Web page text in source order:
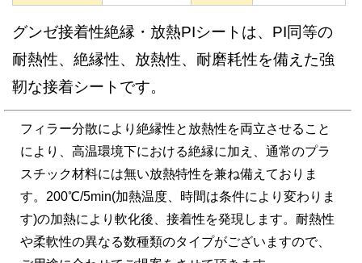
グンゼ接着性絶縁・放熱PIシートは、PI同等の
耐熱性、絶縁性、放熱性、耐磨耗性を備えた強
靭な接着シートです。
フィラー分散により絶縁性と放熱性を両立させること
により、高温環境下における絶縁に加え、通常のプラ
スチック材料には無い放熱特性を兼ね備えておりま
す。200℃/5min(加熱温度、時間は条件により変わりま
す)の加熱により軟化後、接着性を発現します。耐熱性
や柔軟性の異なる数種類のタイプがございますので、